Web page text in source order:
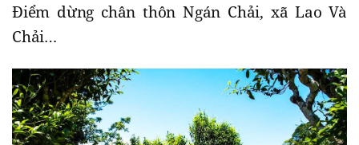
Điểm dừng chân thôn Ngán Chải, xã Lao Và
Chải…